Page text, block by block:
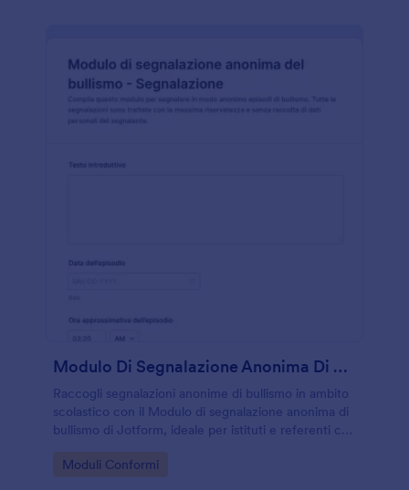
Modulo Di Segnalazione Anonima Di Bullismo
Raccogli segnalazioni anonime di bullismo in ambito
scolastico con il Modulo di segnalazione anonima di
bullismo di Jotform, ideale per istituti e referenti che
risposte in modo ordinato.
Go to Category:
Moduli Conformi